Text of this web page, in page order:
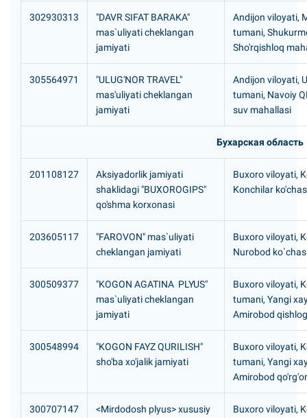
302930313
"DAVR SIFAT BARAKA"
mas`uliyati cheklangan
jamiyati
Andijon viloyati,
tumani,
Sho'rqishloq
305564971
"ULUG'NOR TRAVEL"
mas'uliyati cheklangan
jamiyati
Andijon viloyati,
tumani, Navoiy
suv mahallasi
Бухарская область
201108127
Aksiyadorlik jamiyati
shaklidagi "BUXOROGIPS"
qo'shma korxonasi
Buxoro viloyati,
Konchilar
203605117
"FAROVON" mas`uliyati
cheklangan jamiyati
Buxoro viloyati,
Nurobod
300509377
"KOGON AGATINA PLYUS"
mas`uliyati cheklangan
jamiyati
Buxoro viloyati,
tumani, Yangi
Amirobod
300548994
"KOGON FAYZ QURILISH"
sho'ba xo'jalik jamiyati
Buxoro viloyati,
tumani, Yangi
Amirobod
300707147
<Mirdodosh рlyus> xususiy
Buxoro viloyati,